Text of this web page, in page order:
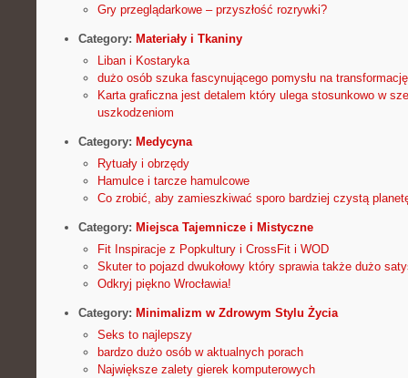
Gry przeglądarkowe – przyszłość rozrywki?
Category: Materiały i Tkaniny
Liban i Kostaryka
dużo osób szuka fascynującego pomysłu na transformację
Karta graficzna jest detalem który ulega stosunkowo w
uszkodzeniom
Category: Medycyna
Rytuały i obrzędy
Hamulce i tarcze hamulcowe
Co zrobić, aby zamieszkiwać sporo bardziej czystą
Category: Miejsca Tajemnicze i Mistyczne
Fit Inspiracje z Popkultury i CrossFit i WOD
Skuter to pojazd dwukołowy który sprawia także dużo
Odkryj piękno Wrocławia!
Category: Minimalizm w Zdrowym Stylu Życia
Seks to najlepszy
bardzo dużo osób w aktualnych porach
Największe zalety gierek komputerowych